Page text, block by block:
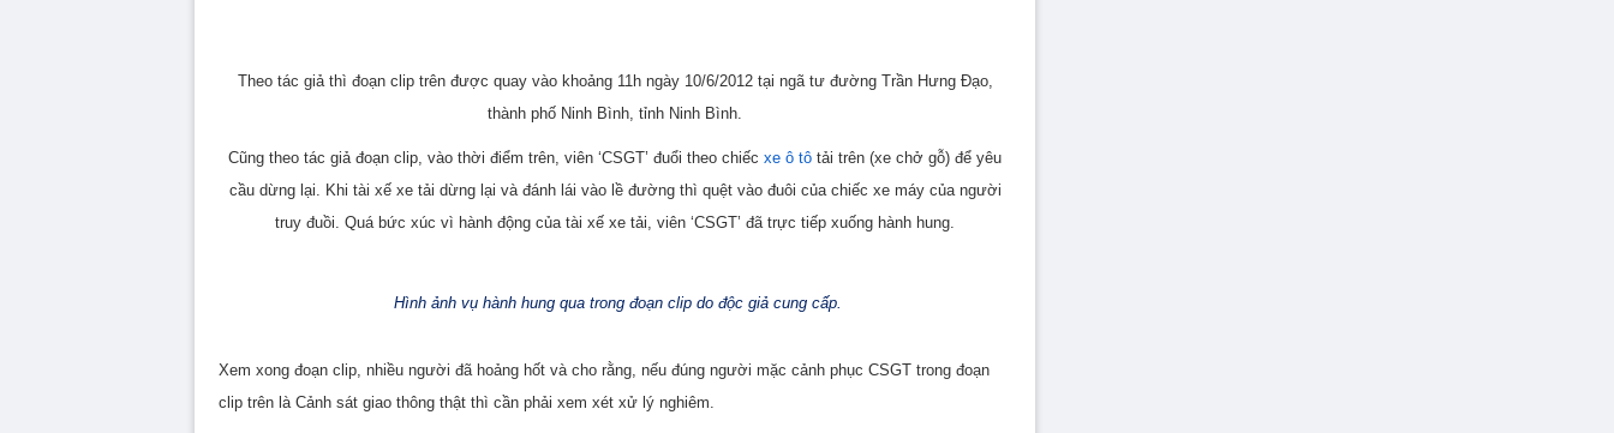
Theo tác giả thì đoạn clip trên được quay vào khoảng 11h ngày 10/6/2012 tại ngã tư đường Trần Hưng Đạo,
thành phố Ninh Bình, tỉnh Ninh Bình.
Cũng theo tác giả đoạn clip, vào thời điểm trên, viên ‘CSGT’ đuổi theo chiếc xe ô tô tải trên (xe chở gỗ) để yêu
cầu dừng lại. Khi tài xế xe tải dừng lại và đánh lái vào lề đường thì quệt vào đuôi của chiếc xe máy của người
truy đuồi. Quá bức xúc vì hành động của tài xế xe tải, viên ‘CSGT’ đã trực tiếp xuống hành hung.
Hình ảnh vụ hành hung qua trong đoạn clip do độc giả cung cấp.
Xem xong đoạn clip, nhiều người đã hoảng hốt và cho rằng, nếu đúng người mặc cảnh phục CSGT trong đoạn
clip trên là Cảnh sát giao thông thật thì cần phải xem xét xử lý nghiêm.